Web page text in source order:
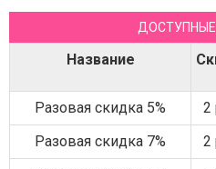
Название
Разовая скидка 5% 2
Разовая скидка 7%
2